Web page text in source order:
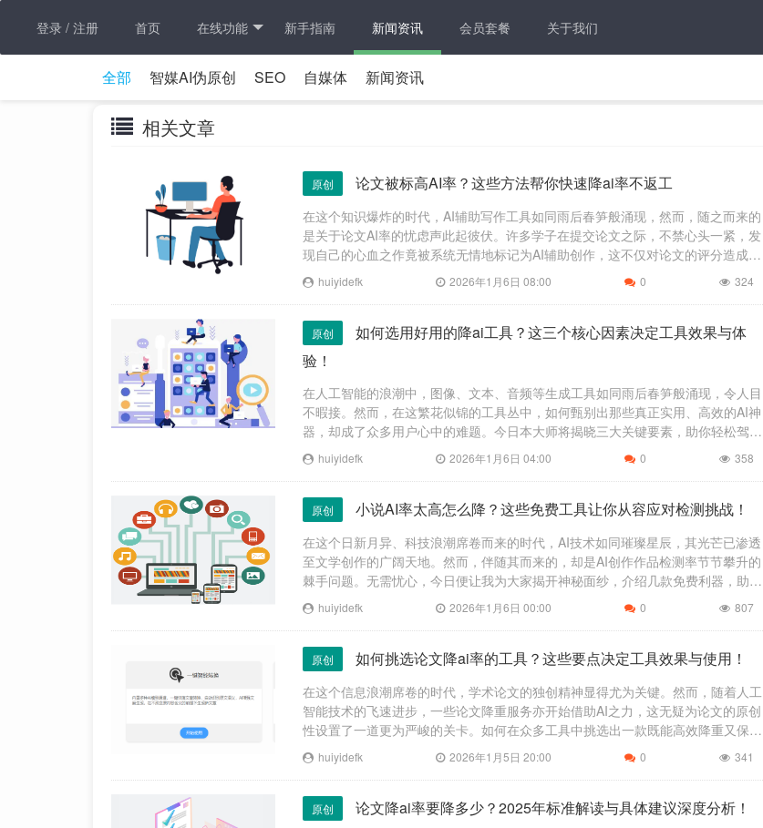
登录 / 注册 首页 在线功能 新手指南 新闻资讯 会员套餐 关于我们
全部 智媒AI伪原创 SEO 自媒体 新闻资讯
相关文章
原创 论文被标高AI率？这些方法帮你快速降ai率不返工
在这个知识爆炸的时代，AI辅助写作工具如同雨后春笋般涌现，然而，随之而来的
是关于论文AI率的忧虑声此起彼伏。许多学子在提交论文之际，不禁心头一紧，发
现自己的心血之作竟被系统无情地标记为AI辅助创作，这不仅对论文的评分造成了
负面影响，更让返工的阴影笼罩心头。无需
huiyidefk 2026年1月6日 08:00 0 324
原创
如何选用好用的降ai工具？这三个核心因素决定工具效果与体
验！
在人工智能的浪潮中，图像、文本、音频等生成工具如同雨后春笋般涌现，令人目
不暇接。然而，在这繁花似锦的工具丛中，如何甄别出那些真正实用、高效的AI神
器，却成了众多用户心中的难题。今日本大师将揭晓三大关键要素，助你轻松驾
驭，挑选出既实用又好用的AI工具，让科技助力
huiyidefk 2026年1月6日 04:00 0 358
原创 小说AI率太高怎么降？这些免费工具让你从容应对检测挑战！
在这个日新月异、科技浪潮席卷而来的时代，AI技术如同璀璨星辰，其光芒已渗透
至文学创作的广阔天地。然而，伴随其而来的，却是AI创作作品检测率节节攀升的
棘手问题。无需忧心，今日便让我为大家揭开神秘面纱，介绍几款免费利器，助你
轻松驾驭AI检测的难题，让你的小说如同破
huiyidefk 2026年1月6日 00:00 0 807
原创 如何挑选论文降ai率的工具？这些要点决定工具效果与使用！
在这个信息浪潮席卷的时代，学术论文的独创精神显得尤为关键。然而，随着人工
智能技术的飞速进步，一些论文降重服务亦开始借助AI之力，这无疑为论文的原创
性设置了一道更为严峻的关卡。如何在众多工具中挑选出一款既能高效降重又保证
学术诚信的AI率工具，成为了众多学者与学生
huiyidefk 2026年1月5日 20:00 0 341
原创 论文降ai率要降多少？2025年标准解读与具体建议深度分析！